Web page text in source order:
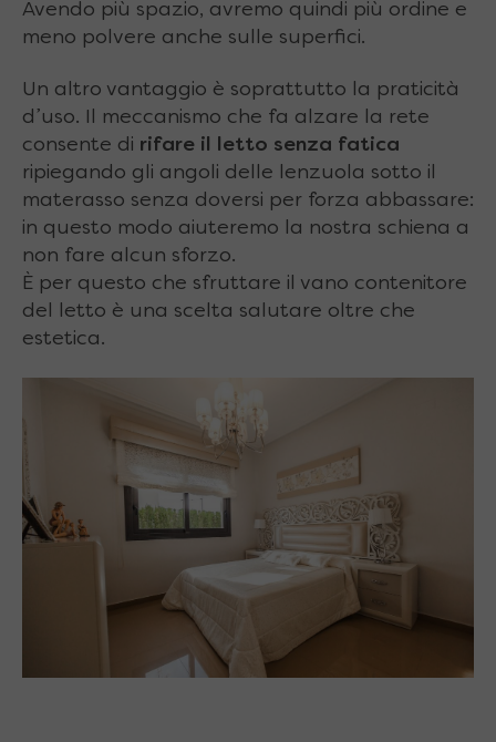
Avendo più spazio, avremo quindi più ordine e
meno polvere anche sulle superfici.
Un altro vantaggio è soprattutto la praticità
d’uso. Il meccanismo che fa alzare la rete
consente di rifare il letto senza fatica
ripiegando gli angoli delle lenzuola sotto il
materasso senza doversi per forza abbassare:
in questo modo aiuteremo la nostra schiena a
non fare alcun sforzo.
È per questo che sfruttare il vano contenitore
del letto è una scelta salutare oltre che
estetica.